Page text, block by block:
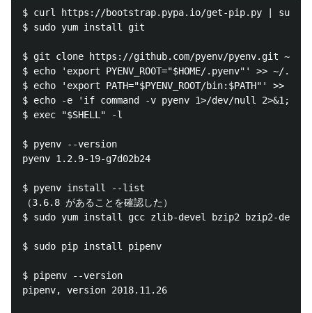
$ curl https://bootstrap.pypa.io/get-pip.py | sudo
$ sudo yum install git
$ git clone https://github.com/pyenv/pyenv.git ~/
$ echo 'export PYENV_ROOT="$HOME/.pyenv"' >> ~/
$ echo 'export PATH="$PYENV_ROOT/bin:$PATH"' >>
$ echo -e 'if command -v pyenv 1>/dev/null
$ exec "$SHELL" -l
$ pyenv --version
pyenv 1.2.9-19-g7d02b24
$ pyenv install --list
（3.6.8 があることを確認した）
$ sudo yum install gcc zlib-devel bzip2 bzip2-
$ sudo pip install pipenv
$ pipenv --version
pipenv, version 2018.11.26